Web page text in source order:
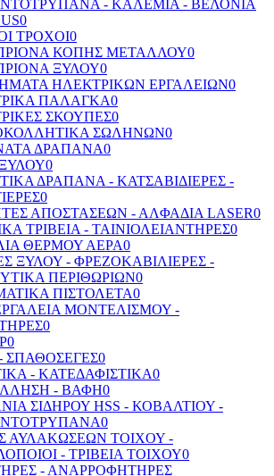
- ΚΑΛΕΜΙΑ - ΒΕΛΟΝΙΑ
0
ΤΡΟΧΟΙ0
ΚΟΠΗΣ ΜΕΤΑΛΛΟΥ0
ΞΥΛΟΥ0
ΗΛΕΚΤΡΙΚΩΝ ΕΡΓΑΛΕΙΩΝ0
ΠΑΛΑΓΚΑ0
ΣΚΟΥΠΕΣ0
ΣΩΛΗΝΩΝ0
ΔΡΑΠΑΝΑ0
0
ΔΡΑΠΑΝΑ - ΚΑΤΣΑΒΙΔΙΕΡΕΣ -
0
ΑΠΟΣΤΑΣΕΩΝ - ΑΛΦΑΔΙΑ LASER0
ΤΡΙΒΕΙΑ - ΤΑΙΝΙΟΛΕΙΑΝΤΗΡΕΣ0
ΘΕΡΜΟΥ ΑΕΡΑ0
ΞΥΛΟΥ - ΦΡΕΖΟΚΑΒΙΛΙΕΡΕΣ -
ΠΕΡΙΘΩΡΙΩΝ0
ΠΙΣΤΟΛΕΤΑ0
ΜΟΝΤΕΛΙΣΜΟΥ -
0
0
ΣΠΑΘΟΣΕΓΕΣ0
- ΚΑΤΕΔΑΦΙΣΤΙΚΑ0
- ΒΑΦΗ0
ΣΙΔΗΡΟΥ HSS - ΚΟΒΑΛΤΙΟΥ -
0
ΑΥΛΑΚΩΣΕΩΝ ΤΟΙΧΟΥ -
- ΤΡΙΒΕΙΑ ΤΟΙΧΟΥ0
- ΑΝΑΡΡΟΦΗΤΗΡΕΣ